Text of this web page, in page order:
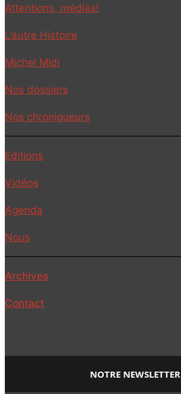
Attentions, médias!
L’autre Histoire
Michel Midi
Nos dossiers
Nos chroniqueurs
Editions
Vidéos
Agenda
Nous
Archives
Contact
NOTRE NEWSLETTER